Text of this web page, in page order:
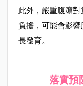
此外，嚴重腹瀉
負擔，可能會影
長發育。
落實預